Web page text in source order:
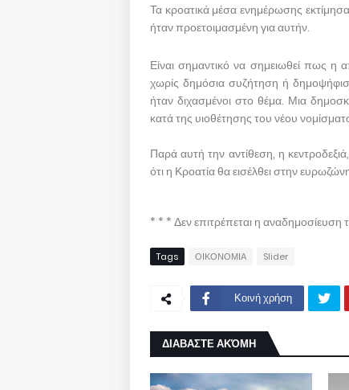
Τα κροατικά μέσα ενημέρωσης
ήταν προετοιμασμένη για αυτήν.
Είναι σημαντικό να σημειωθεί πως
χωρίς δημόσια συζήτηση ή
ήταν διχασμένοι στο θέμα. Μια
κατά της υιοθέτησης του νέου
Παρά αυτή την αντίθεση, η
ότι η Κροατία θα εισέλθει στην
* * * Δεν επιτρέπεται η
Tags ΟΙΚΟΝΟΜΙΑ Slider
Κοινή χρήση
ΔΙΑΒΑΣΤΕ ΑΚΌΜΗ